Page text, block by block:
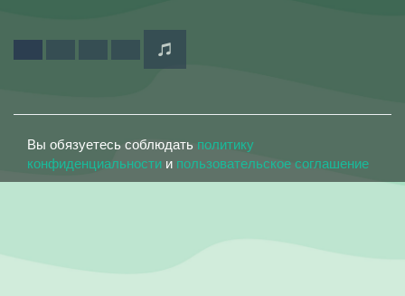
Вы обязуетесь соблюдать политику
конфиденциальности и пользовательское соглашение